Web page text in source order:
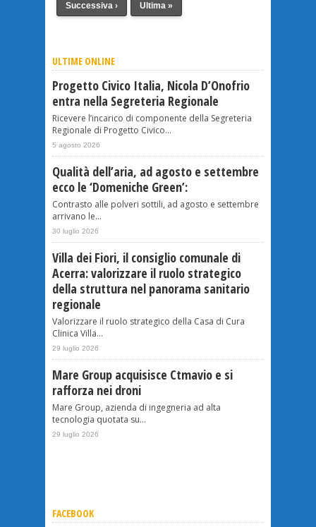
Successiva › Ultima »
ULTIME ONLINE
Progetto Civico Italia, Nicola D’Onofrio
entra nella Segreteria Regionale
Ricevere l’incarico di componente della Segreteria
Regionale di Progetto Civico...
5 agosto 2026
Qualità dell’aria, ad agosto e settembre
ecco le ‘Domeniche Green’:
Contrasto alle polveri sottili, ad agosto e settembre
arrivano le...
30 luglio 2026
Villa dei Fiori, il consiglio comunale di
Acerra: valorizzare il ruolo strategico
della struttura nel panorama sanitario
regionale
Valorizzare il ruolo strategico della Casa di Cura
Clinica Villa...
29 luglio 2026
Mare Group acquisisce Ctmavio e si
rafforza nei droni
Mare Group, azienda di ingegneria ad alta
tecnologia quotata su...
29 luglio 2026
FACEBOOK